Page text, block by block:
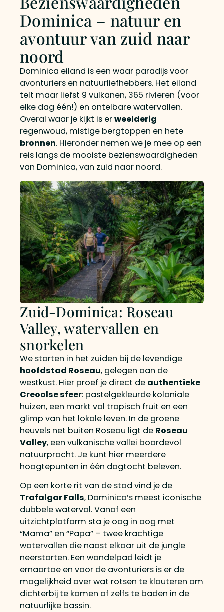
Dominica – natuur en
avontuur van zuid naar
noord
Dominica eiland is een waar paradijs voor
avonturiers en natuurliefhebbers. Het eiland
telt maar liefst 9 vulkanen, 365 rivieren (voor
elke dag één!) en ontelbare watervallen.
Overal waar je kijkt is erweelderig
regenwoud, mistige bergtoppen en hete
bronnen. Hieronder nemen we je mee op een
reis langs de mooiste bezienswaardigheden
van Dominica, van zuid naar noord.
Zuid-Dominica: Roseau
Valley, watervallen en
snorkelen
We starten in het zuiden bij de levendige
hoofdstad Roseau, gelegen aan de
westkust. Hier proef je direct de authentieke
Creoolse sfeer: pastelgekleurde koloniale
huizen, een markt vol tropisch fruit en een
glimp van het lokale leven. In de groene
heuvels net buiten Roseau ligt de Roseau
Valley, een vulkanische vallei boordevol
natuurpracht. Je kunt hier meerdere
hoogtepunten in één dagtocht beleven.
Op een korte rit van de stad vind je de
Trafalgar Falls, Dominica’s meest iconische
dubbele waterval. Vanaf een
uitzichtplatform sta je oog in oog met
“Mama” en “Papa” – twee krachtige
watervallen die naast elkaar uit de jungle
neerstorten. Een wandelpad leidt je
ernaartoe en voor de avonturiers is er de
mogelijkheid over wat rotsen te klauteren om
dichterbij te komen of zelfs te baden in de
natuurlijke bassin.